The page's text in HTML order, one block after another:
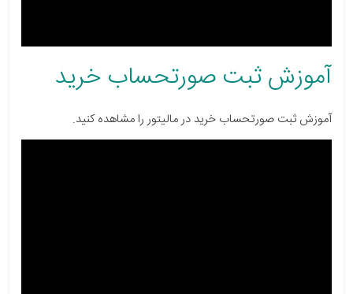
آموزش ثبت صورتحساب خرید
آموزش ثبت صورتحساب خرید در مالیتور را مشاهده کنید.